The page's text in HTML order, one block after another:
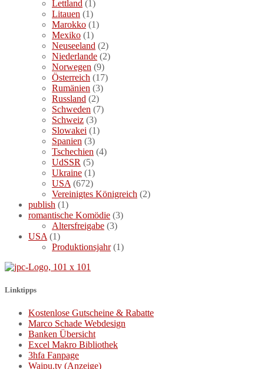
Lettland (1)
Litauen (1)
Marokko (1)
Mexiko (1)
Neuseeland (2)
Niederlande (2)
Norwegen (9)
Österreich (17)
Rumänien (3)
Russland (2)
Schweden (7)
Schweiz (3)
Slowakei (1)
Spanien (3)
Tschechien (4)
UdSSR (5)
Ukraine (1)
USA (672)
Vereinigtes Königreich (2)
publish (1)
romantische Komödie (3)
Altersfreigabe (3)
USA (1)
Produktionsjahr(1)
Linktipps
Kostenlose Gutscheine & Rabatte
Marco Schade Webdesign
Banken Übersicht
Excel Makro Bibliothek
3hfa Fanpage
Waipu.tv (Anzeige)